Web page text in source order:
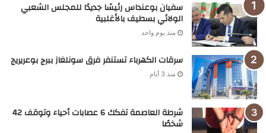
سفيان بوعنداس رئيسًا جديدًا للمجلس الشعبي
الولائي بسطيف بالأغلبية
منذ يوم واحد
سرقات الكهرباء تستنفر فرق سونلغاز ببرج بوعريريج
منذ 3 أيام
شرطة العاصمة تفكك 6 عصابات أحياء وتوقف 42
شخصًا